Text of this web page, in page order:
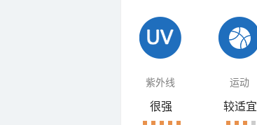
紫外线 运动
很强 较适宜